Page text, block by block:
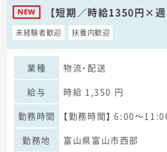
【短期／時給1350円×
未経験者歓迎 扶養内歓迎
業種
物流・配送
給与
時給 1,350 円
勤務時間
【勤務時間】 6:00～
勤務地
富山県富山市西部